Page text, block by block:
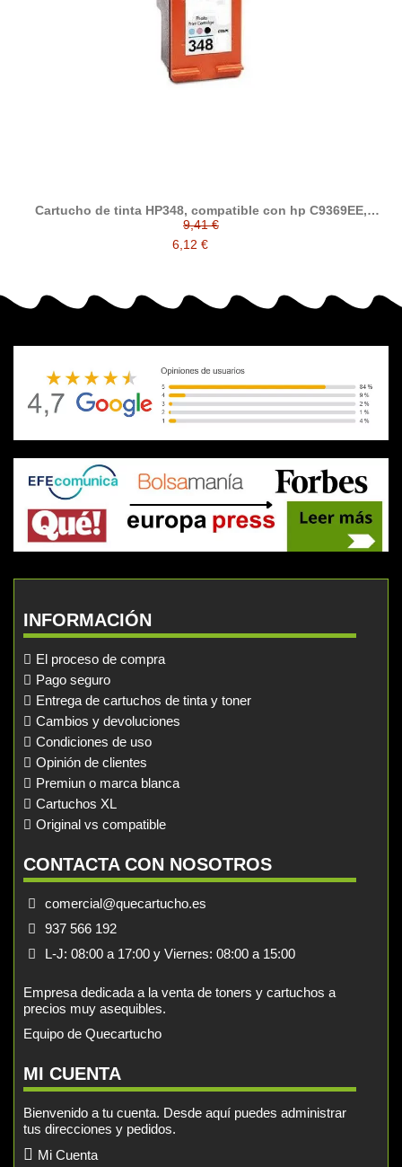
Cartucho de tinta HP348, compatible con hp C9369EE,
Photo
9,41 €
6,12 €
INFORMACIÓN
El proceso de compra
Pago seguro
Entrega de cartuchos de tinta y toner
Cambios y devoluciones
Condiciones de uso
Opinión de clientes
Premiun o marca blanca
Cartuchos XL
Original vs compatible
CONTACTA CON NOSOTROS
comercial@quecartucho.es
937 566 192
L-J: 08:00 a 17:00 y Viernes: 08:00 a 15:00
Empresa dedicada a la venta de toners y cartuchos a
precios muy asequibles.
Equipo de Quecartucho
MI CUENTA
Bienvenido a tu cuenta. Desde aquí puedes administrar
tus direcciones y pedidos.
Mi Cuenta